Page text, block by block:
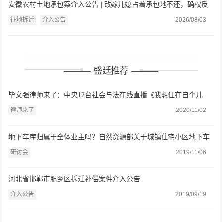
安徽农村土地承包案介入公告 | 改嫁儿媳占着承包地不还，确权反
被多认3.1亩？盛廷律师介入维权
征地拆迁 介入公告 2026/08/03
——— 盛廷推荐 ———
毕文强律师来了：中央12台社会与法在线直播《我想住在自个儿
家》
律师来了 2020/11/02
地下车库归属于全体业主吗？自然资源部关于城镇住宅小区地下车
位（库）确权登记若干问题的意见（征求意见稿）》研讨会在盛廷
研讨会 2019/11/06
河北省邯郸市肥乡区拆迁补偿案件介入公告
介入公告 2019/09/19